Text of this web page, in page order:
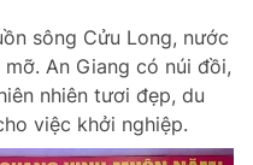
sông Cửu Long, nước
An Giang có núi đồi,
nhiên tươi đẹp, du
việc khởi nghiệp.